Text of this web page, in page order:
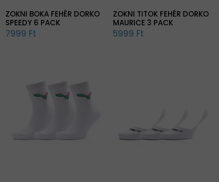
ZOKNI BOKA FEHÉR DORKO
SPEEDY 6 PACK
7999 Ft
ZOKNI TITOK FEHÉR DORKO
MAURICE 3 PACK
5999 Ft